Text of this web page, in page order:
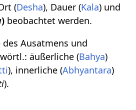
(Desha), Dauer (Kala) und
) beobachtet werden.
Ausatmens und
äußerliche (Bahya)
), innerliche (Abhyantara)
).